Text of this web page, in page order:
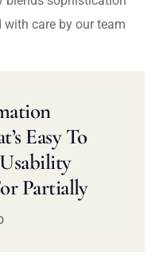
care by our team
Easy To
Partially